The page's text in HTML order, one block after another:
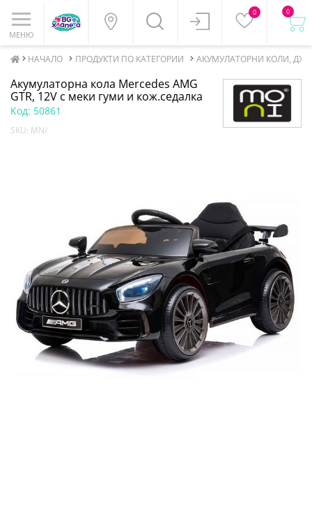
МЕНЮ
0 0
НАЧАЛО ПРОДУКТИ ПО КАТЕГОРИИ АКУМУЛАТОРНИ КОЛИ,
Акумулаторна кола Mercedes AMG
GTR, 12V с меки гуми и кож.седалка
Код: 50861
SKU: MN/